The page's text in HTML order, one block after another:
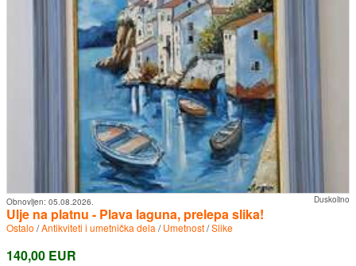
Duskolino
Obnovljen: 05.08.2026.
Ulje na platnu - Plava laguna, prelepa slika!
Ostalo /Antikviteti i umetnička dela /Umetnost/Slike
140,00 EUR